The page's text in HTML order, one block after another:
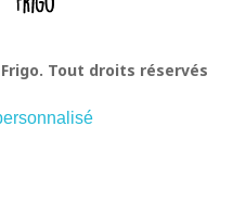
Tout droits réservés